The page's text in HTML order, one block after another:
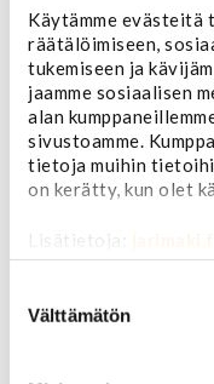
Käytämme evästeitä
räätälöimiseen,
tukemiseen ja
jaamme sosiaalisen
alan
sivustoamme.
tietoja muihin
on kerätty, kun olet
Lisätietoja:
valinta
Välttämätön
Maskit
Ovipeilit
Puskurit